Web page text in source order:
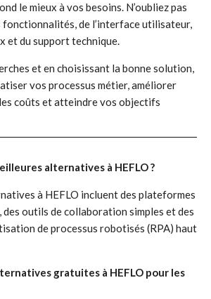
le mieux à vos besoins. N’oubliez pas
fonctionnalités, de l’interface utilisateur,
et du support technique.
et en choisissant la bonne solution,
vos processus métier, améliorer
coûts et atteindre vos objectifs
alternatives à HEFLO ?
à HEFLO incluent des plateformes
des outils de collaboration simples et des
de processus robotisés (RPA) haut
gratuites à HEFLO pour les